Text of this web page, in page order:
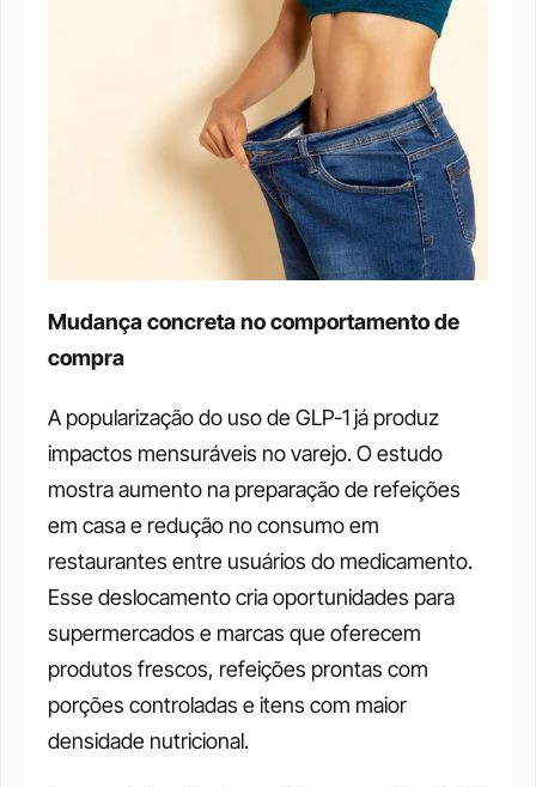
Mudança concreta no comportamento de
compra
A popularização do uso de GLP-1 já produz
impactos mensuráveis no varejo. O estudo
mostra aumento na preparação de refeições
em casa e redução no consumo em
restaurantes entre usuários do medicamento.
Esse deslocamento cria oportunidades para
supermercados e marcas que oferecem
produtos frescos, refeições prontas com
porções controladas e itens com maior
densidade nutricional.